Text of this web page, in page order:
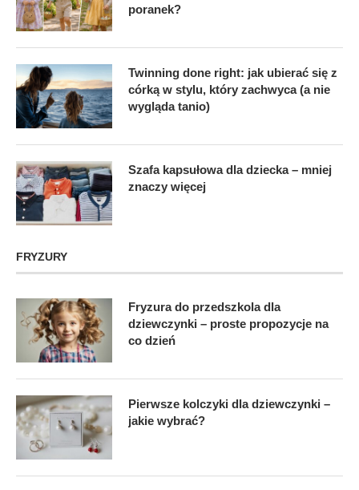
poranek?
Twinning done right: jak ubierać się z
córką w stylu, który zachwyca (a nie
wygląda tanio)
Szafa kapsułowa dla dziecka – mniej
znaczy więcej
FRYZURY
Fryzura do przedszkola dla
dziewczynki – proste propozycje na
co dzień
Pierwsze kolczyki dla dziewczynki –
jakie wybrać?